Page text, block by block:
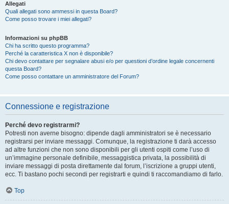
Allegati
Quali allegati sono ammessi in questa Board?
Come posso trovare i miei allegati?
Informazioni su phpBB
Chi ha scritto questo programma?
Perché la caratteristica X non è disponibile?
Chi devo contattare per segnalare abusi e/o per questioni d’ordine legale concernenti
questa Board?
Come posso contattare un amministratore del Forum?
Connessione e registrazione
Perché devo registrarmi?
Potresti non averne bisogno: dipende dagli amministratori se è necessario
registrarsi per inviare messaggi. Comunque, la registrazione ti darà accesso
ad altre funzioni che non sono disponibili per gli utenti ospiti come l’uso di
un’immagine personale definibile, messaggistica privata, la possibilità di
inviare messaggi di posta direttamente dal forum, l’iscrizione a gruppi utenti,
ecc. Ti bastano pochi secondi per registrarti e quindi ti raccomandiamo di farlo.
Top